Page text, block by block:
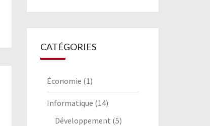
CATÉGORIES
Économie (1)
Informatique (14)
Développement (5)